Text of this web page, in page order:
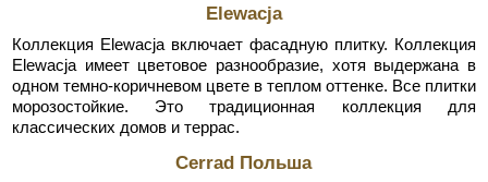
Elewacja
Коллекция Elewacja включает фасадную плитку. Коллекция
Elewacja имеет цветовое разнообразие, хотя выдержана в
одном темно-коричневом цвете в теплом оттенке. Все плитки
морозостойкие. Это традиционная коллекция для
классических домов и террас.
Cerrad Польша